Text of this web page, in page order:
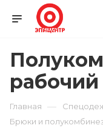
Главная —
Брюки и